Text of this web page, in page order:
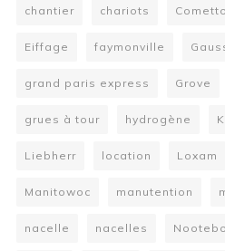
chantier chariots Cometto
Eiffage faymonville
grand paris express Grove
grues à tour hydrogène
Liebherr location Loxam
Manitowoc manutention
nacelle nacelles